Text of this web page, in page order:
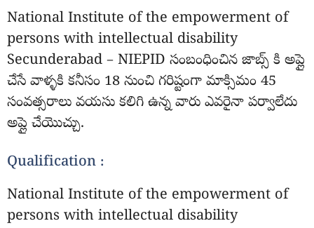
National Institute of the empowerment of
persons with intellectual disability
Secunderabad – NIEPID సంబంధించిన జాబ్స్ కి అప్లై
చేసే వాళ్ళకి కనీసం 18 నుంచి గరిష్టంగా మాక్సిమం 45
సంవత్సరాలు వయసు కలిగి ఉన్న వారు ఎవరైనా పర్వాలేదు
అప్లై చేయొచ్చు.
Qualification :
National Institute of the empowerment of
persons with intellectual disability